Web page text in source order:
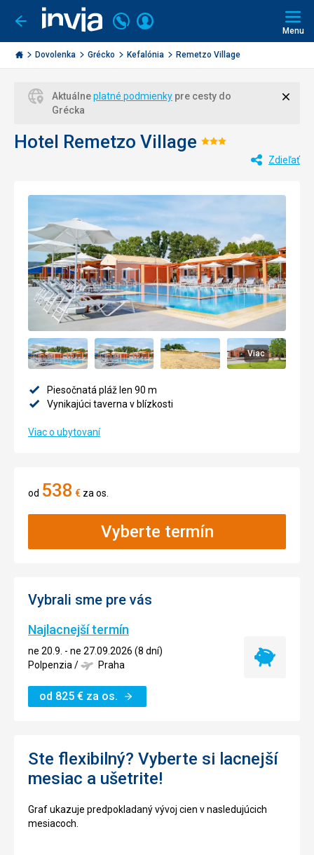
Ísť
späť
Invia.sk
Volajte
+421
2
3221
Prihlásiť
Menu
Dovolenka Grécko Kefalónia Remetzo Village
Aktuálneplatné podmienky pre cesty do
Grécka
Hotel Remetzo Village Hodnotenie:
Zdieľať
Viac
Piesočnatá pláž len 90 m
Vynikajúci taverna v blízkosti
Viac o ubytovaní
od 538 € za os.
Vyberte termín
Vybrali sme pre vás
Najlacnejší termín
ne 20.9. - ne 27.09.2026 (8 dní)
Polpenzia / Praha
od 825 € za os.
Najlacnejší
Ste flexibilný? Vyberte si lacnejší
mesiac a ušetrite!
Graf ukazuje predpokladaný vývoj cien v nasledujúcich
mesiacoch.